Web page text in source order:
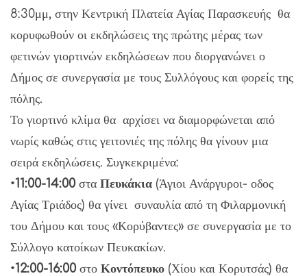
8:30μμ, στην Κεντρική Πλατεία Αγίας Παρασκευής θα
κορυφωθούν οι εκδηλώσεις της πρώτης μέρας των
φετινών γιορτινών εκδηλώσεων που διοργανώνει ο
Δήμος σε συνεργασία με τους Συλλόγους και φορείς της
πόλης.
Το γιορτινό κλίμα θα αρχίσει να διαμορφώνεται από
νωρίς καθώς στις γειτονιές της πόλης θα γίνουν μια
σειρά εκδηλώσεις. Συγκεκριμένα:
•11:00-14:00 στα Πευκάκια (Άγιοι Ανάργυροι- οδος
Αγίας Τριάδος) θα γίνει συναυλία από τη Φιλαρμονική
του Δήμου και τους «Κορύβαντες» σε συνεργασία με το
Σύλλογο κατοίκων Πευκακίων.
•12:00-16:00 στο Κοντόπευκο (Χίου και Κορυτσάς) θα